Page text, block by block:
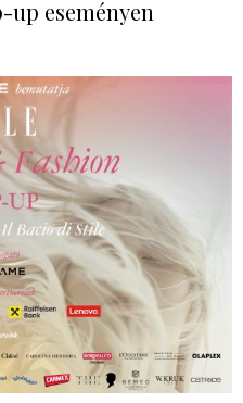
up eseményen